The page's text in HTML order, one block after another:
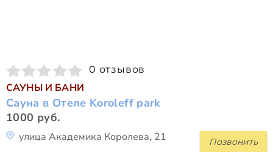
0 отзывов
САУНЫ И БАНИ
Сауна в Отеле Koroleff park
1000 руб.
Позвонить
улица Академика Королева, 21